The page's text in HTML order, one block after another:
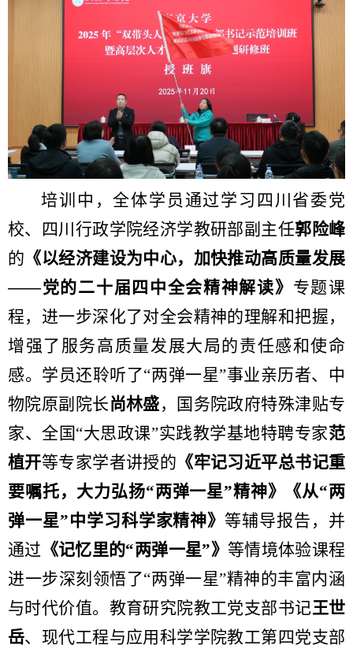
培训中，全体学员通过学习四川省委党
校、四川行政学院经济学教研部副主任郭险峰
的 《以经济建设为中心，加快推动高质量发展
——党的二十届四中全会精神解读》 专题课
程，进一步深化了对全会精神的理解和把握，
增强了服务高质量发展大局的责任感和使命
感。学员还聆听了“两弹一星”事业亲历者、中
物院原副院长尚林盛，国务院政府特殊津贴专
家、全国“大思政课”实践教学基地特聘专家范
植开等专家学者讲授的 《牢记习近平总书记重
要嘱托，大力弘扬“两弹一星”精神》《从“两
弹一星”中学习科学家精神》等辅导报告，并
通过 《记忆里的“两弹一星”》 等情境体验课程
进一步深刻领悟了“两弹一星”精神的丰富内涵
与时代价值。教育研究院教工党支部书记王世
岳、现代工程与应用科学学院教工第四党支部